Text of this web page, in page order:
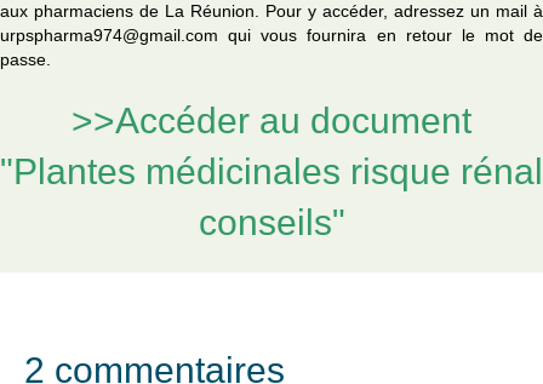
aux pharmaciens de La Réunion. Pour y accéder, adressez un mail à
urpspharma974@gmail.com qui vous fournira en retour le mot de
passe.
>>Accéder au document
"Plantes médicinales risque rénal
conseils"
2 commentaires